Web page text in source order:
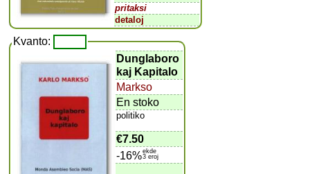
pritaksi
detaloj
Kvanto:
Dunglaboro
kaj Kapitalo
Markso
En stoko
politiko
€7.50
-16%ekde
3 eroj